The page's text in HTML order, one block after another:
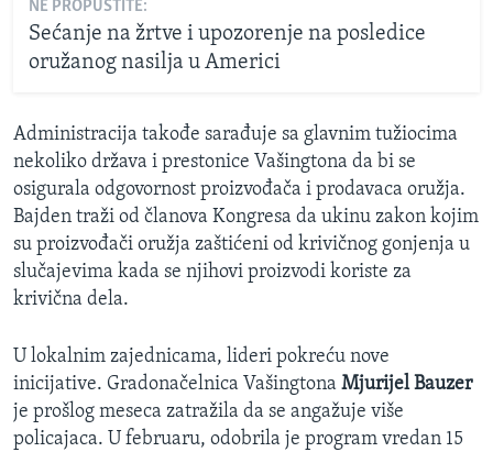
NE PROPUSTITE:
Sećanje na žrtve i upozorenje na posledice
oružanog nasilja u Americi
Administracija takođe sarađuje sa glavnim tužiocima
nekoliko država i prestonice Vašingtona da bi se
osigurala odgovornost proizvođača i prodavaca oružja.
Bajden traži od članova Kongresa da ukinu zakon kojim
su proizvođači oružja zaštićeni od krivičnog gonjenja u
slučajevima kada se njihovi proizvodi koriste za
krivična dela.
U lokalnim zajednicama, lideri pokreću nove
inicijative. Gradonačelnica Vašingtona Mjurijel Bauzer
je prošlog meseca zatražila da se angažuje više
policajaca. U februaru, odobrila je program vredan 15